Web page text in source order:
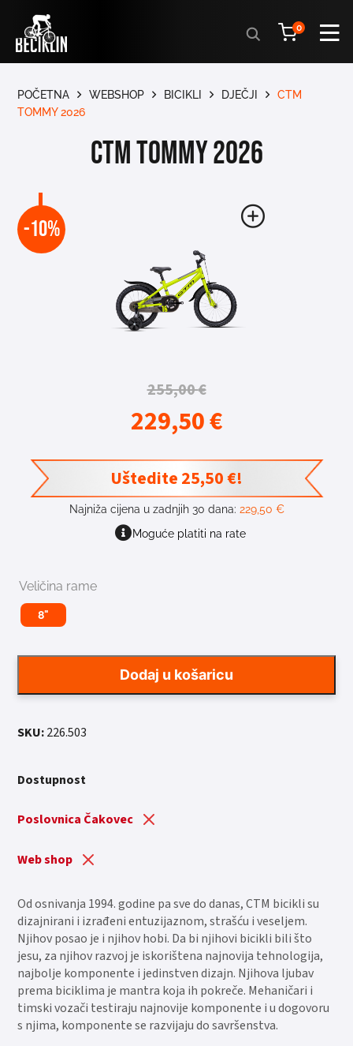
Products
search
0
POČETNA WEBSHOP BICIKLI DJEČJI
CTM
TOMMY 2026
CTM TOMMY 2026
-10%
255,00€
229,50€
Uštedite25,50€!
Najniža cijena u zadnjih 30 dana: 229,50 €
Moguće platiti na rate
Veličina rame
8"
Dodaj u košaricu
SKU:226.503
Dostupnost
Poslovnica Čakovec
Web shop
Od osnivanja 1994. godine pa sve do danas, CTM bicikli su
dizajnirani i izrađeni entuzijaznom, strašću i veseljem.
Njihov posao je i njihov hobi. Da bi njihovi bicikli bili što
jesu, za njihov razvoj je iskorištena najnovija tehnologija,
najbolje komponente i jedinstven dizajn. Njihova ljubav
prema biciklima je mantra koja ih pokreče. Mehaničari i
timski vozači testiraju najnovije komponente i u dogovoru
s njima, komponente se razvijaju do savršenstva.